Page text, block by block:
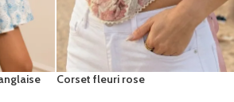
Corset fleuri rose